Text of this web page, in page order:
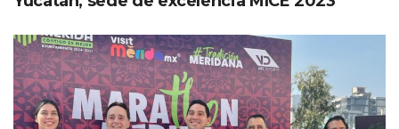
“Como una ventaja competitiva,
estamos generando alianzas con la